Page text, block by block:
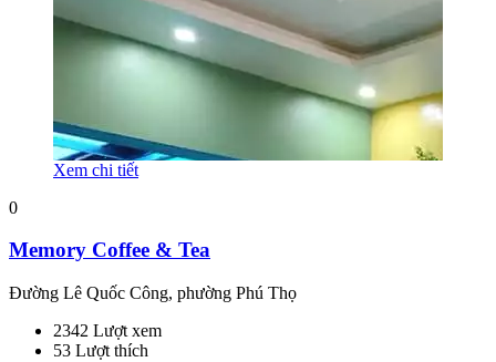
Xem chi tiết
0
Memory Coffee & Tea
Đường Lê Quốc Công, phường Phú Thọ
2342 Lượt xem
53 Lượt thích